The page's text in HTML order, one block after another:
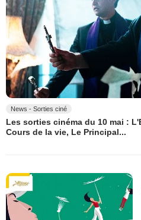
News - Sorties ciné
Les sorties cinéma du 10 mai :
Cours de la vie, Le Principal...